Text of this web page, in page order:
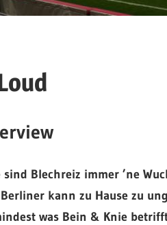
sind Blechreiz immer ’ne
kann zu Hause zu
was Bein & Knie